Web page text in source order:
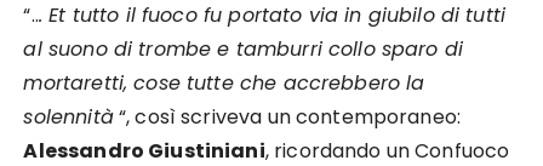
“... Et tutto il fuoco fu portato via in giubilo di tutti
al suono di trombe e tamburri collo sparo di
mortaretti, cose tutte che accrebbero la
solennità“, così scriveva un con­temporaneo:
Alessandro Giustiniani, ricordando un Con­fuoco